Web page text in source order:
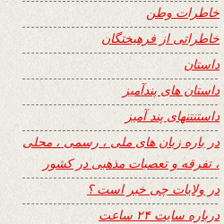
خاطرات وطن
خاطراتی از فرهیختگان
داستان
داستان های پندآمیز
داستنتنهای پند آمیز
در باره زبان های ملی ، رسمی ، محلی
، تفرقه و تعصبات مذهبی در کشور
در ولایات چی خبر است ؟
درباره سایت ۲۴ ساعت